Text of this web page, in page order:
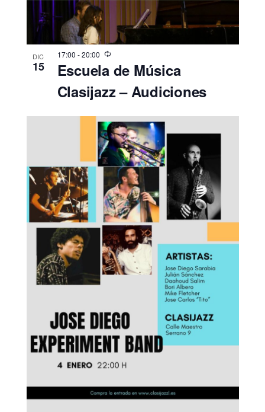
DIC
15
17:00 -20:00
Escuela de Música
Clasijazz – Audiciones